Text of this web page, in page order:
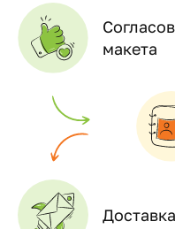
макета
Доставка